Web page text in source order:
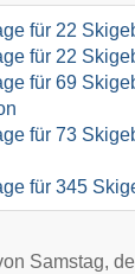
für 22
für 22
für 69
für 73
für 345
Samstag,